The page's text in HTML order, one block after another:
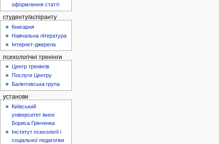
оформлення статті
студенту/аспіранту
Книгарня
Навчальна література
Інтернет-джерела
психологічні тренінги
Центр тренінгів
Послуги Центру
Балінтовська група
установи
Київський
університет імені
Бориса Грінченка
Інститут психології і
соціальної педагогіки